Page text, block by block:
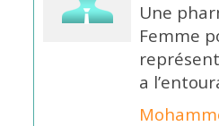
Une
Femme
a